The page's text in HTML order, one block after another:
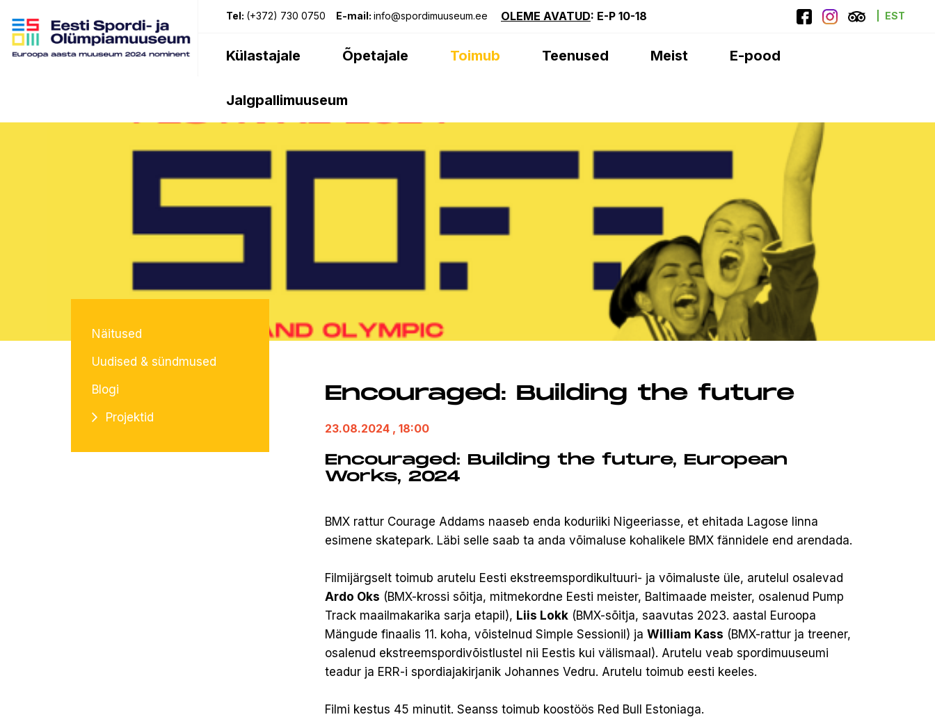
Tel: (+372) 730 0750 E-mail: info@spordimuuseum.ee OLEME AVATUD: E-P 10-18 EST
Külastajale Õpetajale Toimub Teenused Meist E-pood
Jalgpallimuuseum
Näitused
Uudised & sündmused
Blogi
Projektid
Encouraged: Building the future
23.08.2024 , 18:00
Encouraged: Building the future, European
Works, 2024
BMX rattur Courage Addams naaseb enda koduriiki Nigeeriasse, et ehitada Lagose linna
esimene skatepark. Läbi selle saab ta anda võimaluse kohalikele BMX fännidele end arendada.
Filmijärgselt toimub arutelu Eesti ekstreemspordikultuuri- ja võimaluste üle, arutelul osalevad
Ardo Oks (BMX-krossi sõitja, mitmekordne Eesti meister, Baltimaade meister, osalenud Pump
Track maailmakarika sarja etapil), Liis Lokk (BMX-sõitja, saavutas 2023. aastal Euroopa
Mängude finaalis 11. koha, võistelnud Simple Sessionil) ja William Kass (BMX-rattur ja treener,
osalenud ekstreemspordivõistlustel nii Eestis kui välismaal). Arutelu veab spordimuuseumi
teadur ja ERR-i spordiajakirjanik Johannes Vedru. Arutelu toimub eesti keeles.
Filmi kestus 45 minutit. Seanss toimub koostöös Red Bull Estoniaga.